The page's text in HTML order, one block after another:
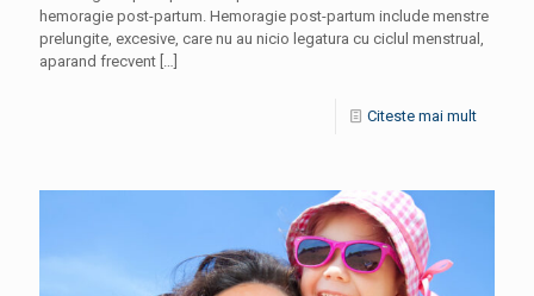
hemoragie post-partum. Hemoragie post-partum include menstre
prelungite, excesive, care nu au nicio legatura cu ciclul menstrual,
aparand frecvent […]
Citeste mai mult